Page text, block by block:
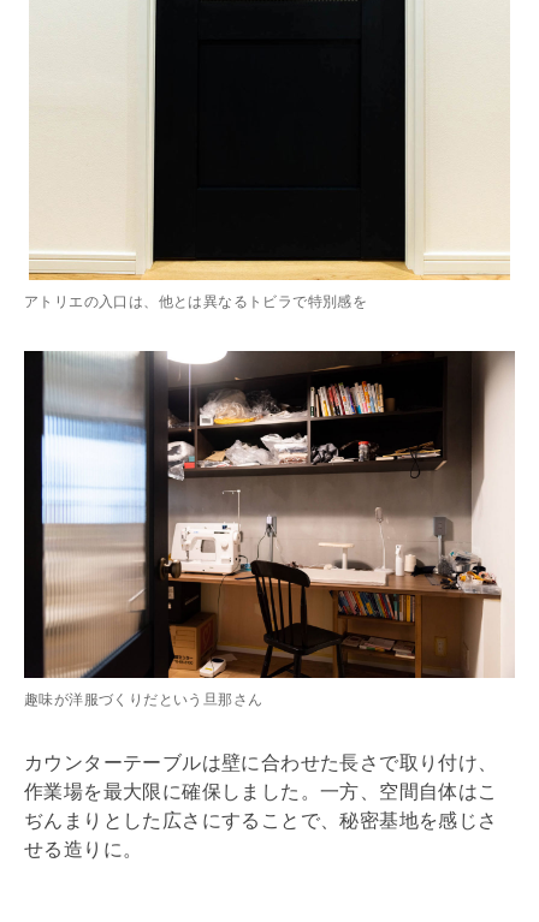
アトリエの入口は、他とは異なるトビラで特別感を
趣味が洋服づくりだという旦那さん
カウンターテーブルは壁に合わせた長さで取り付け、
作業場を最大限に確保しました。一方、空間自体はこ
ぢんまりとした広さにすることで、秘密基地を感じさ
せる造りに。